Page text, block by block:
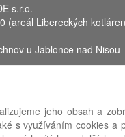
s.r.o.
(areál Libereckých kotláren
u Jablonce nad Nisou
jeho obsah a
s využíváním cookies a